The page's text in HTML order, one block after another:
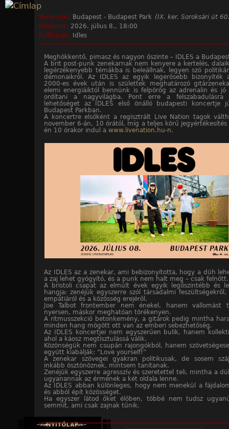
Helyszín: Budapest - Budapest Park (IX. ker. Soroksári út
Időpont: 2026. július 8., 18:00
Fellépők:
Idles
Meghökkentő, pimasz és nagyon őszinte – IDLES a
A brit post-punk zenekarnak nem kenyere a kertelés,
legérzékenyebb témákba is beleállnak, legyen szó
démonaikról. Az IDLES az egyik legerősebb bizonyíték
2000-es évek után is születtek meghatározó
elemi energiáiktól bennünk is felpörög az adrenalin és
ordítani a nagyvilágba. Pont erre a felszabadulásra
lehetőséget az IDLES első önálló budapesti koncertje
Budapest Parkban.
A koncertre elsőként a regisztrált Live Nation tagok
november 6-án, 10 órától, míg a teljes körű
én 10 órakor indul a www.livenation.hu-n.
Az IDLES az a zenekar, ami bebizonyította, hogy a düh
a zaj lehet gyógyító, és a punk nem halt meg – csak felnőtt.
A bristoli csapat az elmúlt évek egyik legőszintébb és
hangja: zenéjük egyszerre szól társadalmi feszültségekről,
empátiáról és a közösség erejéről.
Joe Talbot frontember nem énekel, hanem vallomást
nyersen, máskor meghatóan törékenyen.
A ritmusszekció betonkemény, a gitárok pedig mintha
minden hang mögött ott van az emberi sebezhetőség.
Az IDLES koncertjei nem egyszerűen bulik, hanem
ahol a káosz megtisztulássá válik.
Közönségük nem csupán rajongókból, hanem
együtt kiabálják: “Love yourself!”
A zenekar szövegei gyakran politikusak, de sosem
inkább ösztönöznek, mintsem tanítanak.
Zenéjük egyszerre agresszív és szeretettel teli, mintha a
ugyanannak az érmének a két oldala lenne.
Az IDLES abban különleges, hogy nem menekül a
és abból épít közösséget.
Ha egyszer látod őket élőben, többé nem tudsz
semmit, ami csak zajnak tűnik.